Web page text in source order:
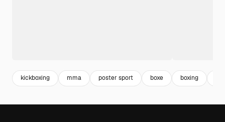
kickboxing mma poster sport boxe boxing